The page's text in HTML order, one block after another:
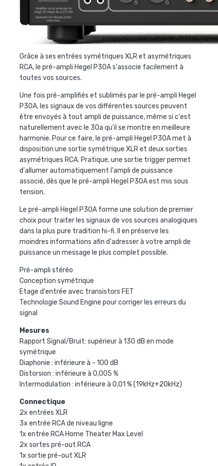
Grâce à ses entrées symétriques XLR et asymétriques
RCA, le pré-ampli Hegel P30A s'associe facilement à
toutes vos sources.
Une fois pré-amplifiés et sublimés par le pré-ampli Hegel
P30A, les signaux de vos différentes sources peuvent
être envoyés à tout ampli de puissance, même si c'est
naturellement avec le 30a qu'il se montre en meilleure
harmonie. Pour ce faire, le pré-ampli Hegel P30A met à
disposition une sortie symétrique XLR et deux sorties
asymétriques RCA. Pratique, une sortie trigger permet
d'allumer automatiquement l'ampli de puissance
associé, dès que le pré-ampli Hegel P30A est mis sous
tension.
Le pré-ampli Hegel P30A forme une solution de premier
choix pour traiter les signaux de vos sources analogiques
dans la plus pure tradition hi-fi. Il en préserve les
moindres informations afin d'adresser à votre ampli de
puissance un message le plus complet possible.
Pré-ampli stéréo
Conception symétrique
Etage d'entrée avec transistors FET
Technologie Sound Engine pour corriger les erreurs du
signal
Mesures
Rapport Signal/Bruit: supérieur à 130 dB en mode
symétrique
Diaphonie : inférieure à - 100 dB
Distorsion : inférieure à 0,005 %
Intermodulation : inférieure à 0,01 % (19kHz+20kHz)
Connectique
2x entrées XLR
3x entrée RCA de niveau ligne
1x entrée RCA Home Theater Max Level
2x sortes pré-out RCA
1x sortie pré-out XLR